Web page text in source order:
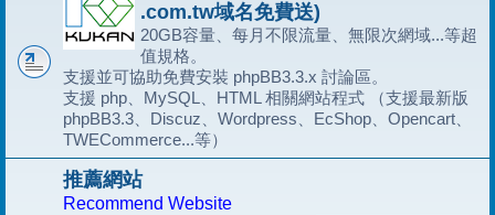
.com.tw域名免費送)
20GB容量、每月不限流量、無限次網域...等超
值規格。
支援並可協助免費安裝 phpBB3.3.x 討論區。
支援 php、MySQL、HTML 相關網站程式 （支援最新版
phpBB3.3、Discuz、Wordpress、EcShop、Opencart、
TWECommerce...等）
推薦網站
Recommend Website